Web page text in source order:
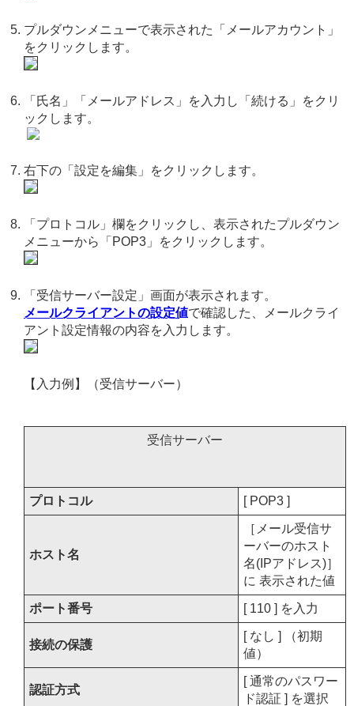
プルダウンメニューで表示された「メールアカウント」
をクリックします。
「氏名」「メールアドレス」を入力し「続ける」をクリ
ックします。
右下の「設定を編集」をクリックします。
「プロトコル」欄をクリックし、表示されたプルダウン
メニューから「POP3」をクリックします。
「受信サーバー設定」画面が表示されます。
メールクライアントの設定値で確認した、メールクライ
アント設定情報の内容を入力します。
【入力例】（受信サーバー）
受信サーバー
プロトコル [ POP3 ]
ホスト名
［メール受信サ
ーバーのホスト
名(IPアドレス)］
に 表示された値
ポート番号 [ 110 ] を入力
接続の保護
[ なし ] （初期
値）
認証方式
[ 通常のパスワー
ド認証 ] を選択